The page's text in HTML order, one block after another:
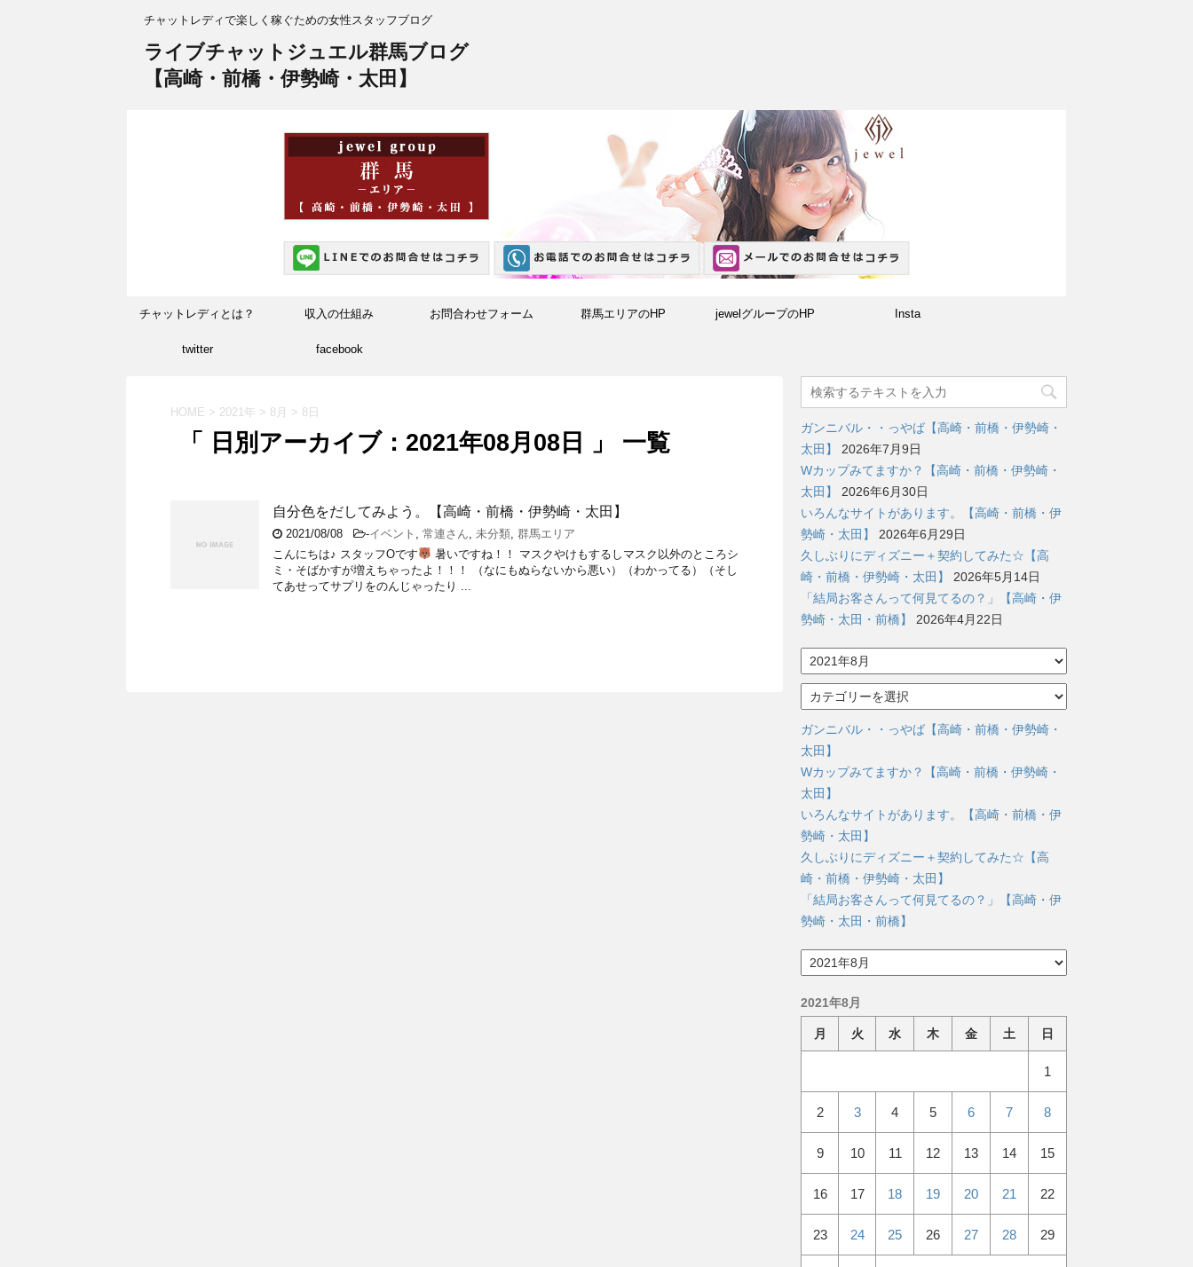
チャットレディで楽しく稼ぐための女性スタッフブログ
ライブチャットジュエル群馬ブログ
【高崎・前橋・伊勢崎・太田】
チャットレディとは？ 収入の仕組み お問合わせフォーム 群馬エリアのHP jewelグループのHP Insta
twitter facebook
HOME > 2021年 > 8月 > 8日
「 日別アーカイブ：2021年08月08日 」 一覧
自分色をだしてみよう。【高崎・前橋・伊勢崎・太田】
2021/08/08 -イベント , 常連さん, 未分類, 群馬エリア
こんにちは♪ スタッフOです
暑いですね！！ マスクやけもするしマスク以外のところシ
ミ・そばかすが増えちゃったよ！！！ （なにもぬらないから悪い）（わかってる）（そし
てあせってサプリをのんじゃったり ...
ガンニバル・・っやば【高崎・前橋・伊勢崎・
太田】
2026年7月9日
Wカップみてますか？【高崎・前橋・伊勢崎・
太田】
2026年6月30日
いろんなサイトがあります。【高崎・前橋・伊
勢崎・太田】
2026年6月29日
久しぶりにディズニー＋契約してみた☆【高
崎・前橋・伊勢崎・太田】
2026年5月14日
「結局お客さんって何見てるの？」【高崎・伊
勢崎・太田・前橋】
2026年4月22日
ア
ー
イ
ブ
テ
ゴ
リ
ガンニバル・・っやば【高崎・前橋・伊勢崎・
太田】
Wカップみてますか？【高崎・前橋・伊勢崎・
太田】
いろんなサイトがあります。【高崎・前橋・伊
勢崎・太田】
久しぶりにディズニー＋契約してみた☆【高
崎・前橋・伊勢崎・太田】
「結局お客さんって何見てるの？」【高崎・伊
勢崎・太田・前橋】
ア
ー
イ
2021年8月
月 火 水 木 金 土 日
1
2 3 4 5 6 7 8
9 10 11 12 13 14 15
16 17 18 19 20 21 22
23 24 25 26 27 28 29